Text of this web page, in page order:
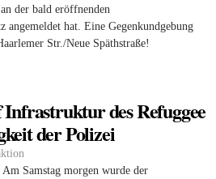
der bald eröffnenden
hat. Eine Gegenkundgebung
Str./Neue Späthstraße!
des Refuggee
der Polizei
Am Samstag morgen wurde der